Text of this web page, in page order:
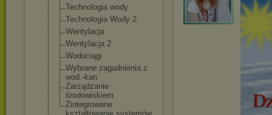
Technologia wody
Technologia Wody 2
Wentylacja
Wentylacja 2
Wodociągi
Wybrane zagadnienia z
wod.-kan
Zarządzanie
środowiskiem
Zintegrowane